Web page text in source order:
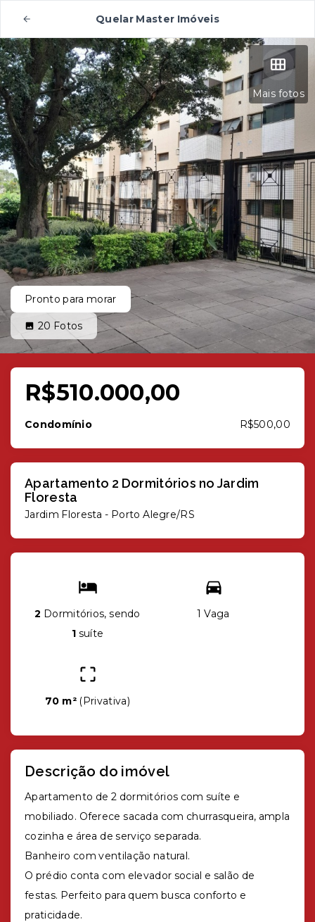
Quelar Master Imóveis
Mais fotos
Pronto para morar
20 Fotos
R$510.000,00
Condomínio R$500,00
Apartamento 2 Dormitórios no Jardim
Floresta
Jardim Floresta - Porto Alegre/RS
2 Dormitórios, sendo
1 suíte
1 Vaga
70 m² (Privativa)
Descrição do imóvel
Apartamento de 2 dormitórios com suíte e
mobiliado. Oferece sacada com churrasqueira, ampla
cozinha e área de serviço separada.
Banheiro com ventilação natural.
O prédio conta com elevador social e salão de
festas. Perfeito para quem busca conforto e
praticidade.